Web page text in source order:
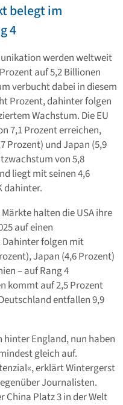
belegt im
4
werden weltweit
auf 5,2 Billionen
verbucht dabei in diesem
Prozent, dahinter folgen
Wachstum. Die EU
7,1 Prozent erreichen,
Prozent) und Japan (5,9
von 5,8
liegt mit seinen 4,6
dahinter.
halten die USA ihre
auf einen
folgen mit
Japan (4,6 Prozent)
– auf Rang 4
kommt auf 2,5 Prozent
entfallen 9,9
England, nun haben
gleich auf.
erklärt Wintergerst
Journalisten.
China Platz 3 in der Welt